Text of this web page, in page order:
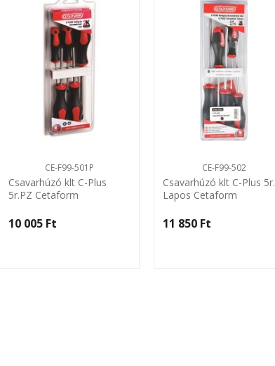
CE-F99-501P
Csavarhúzó klt C-Plus
5r.PZ Cetaform
10 005 Ft‎
CE-F99-502
Csavarhúzó klt C-Plus 5r.
Lapos Cetaform
11 850 Ft‎